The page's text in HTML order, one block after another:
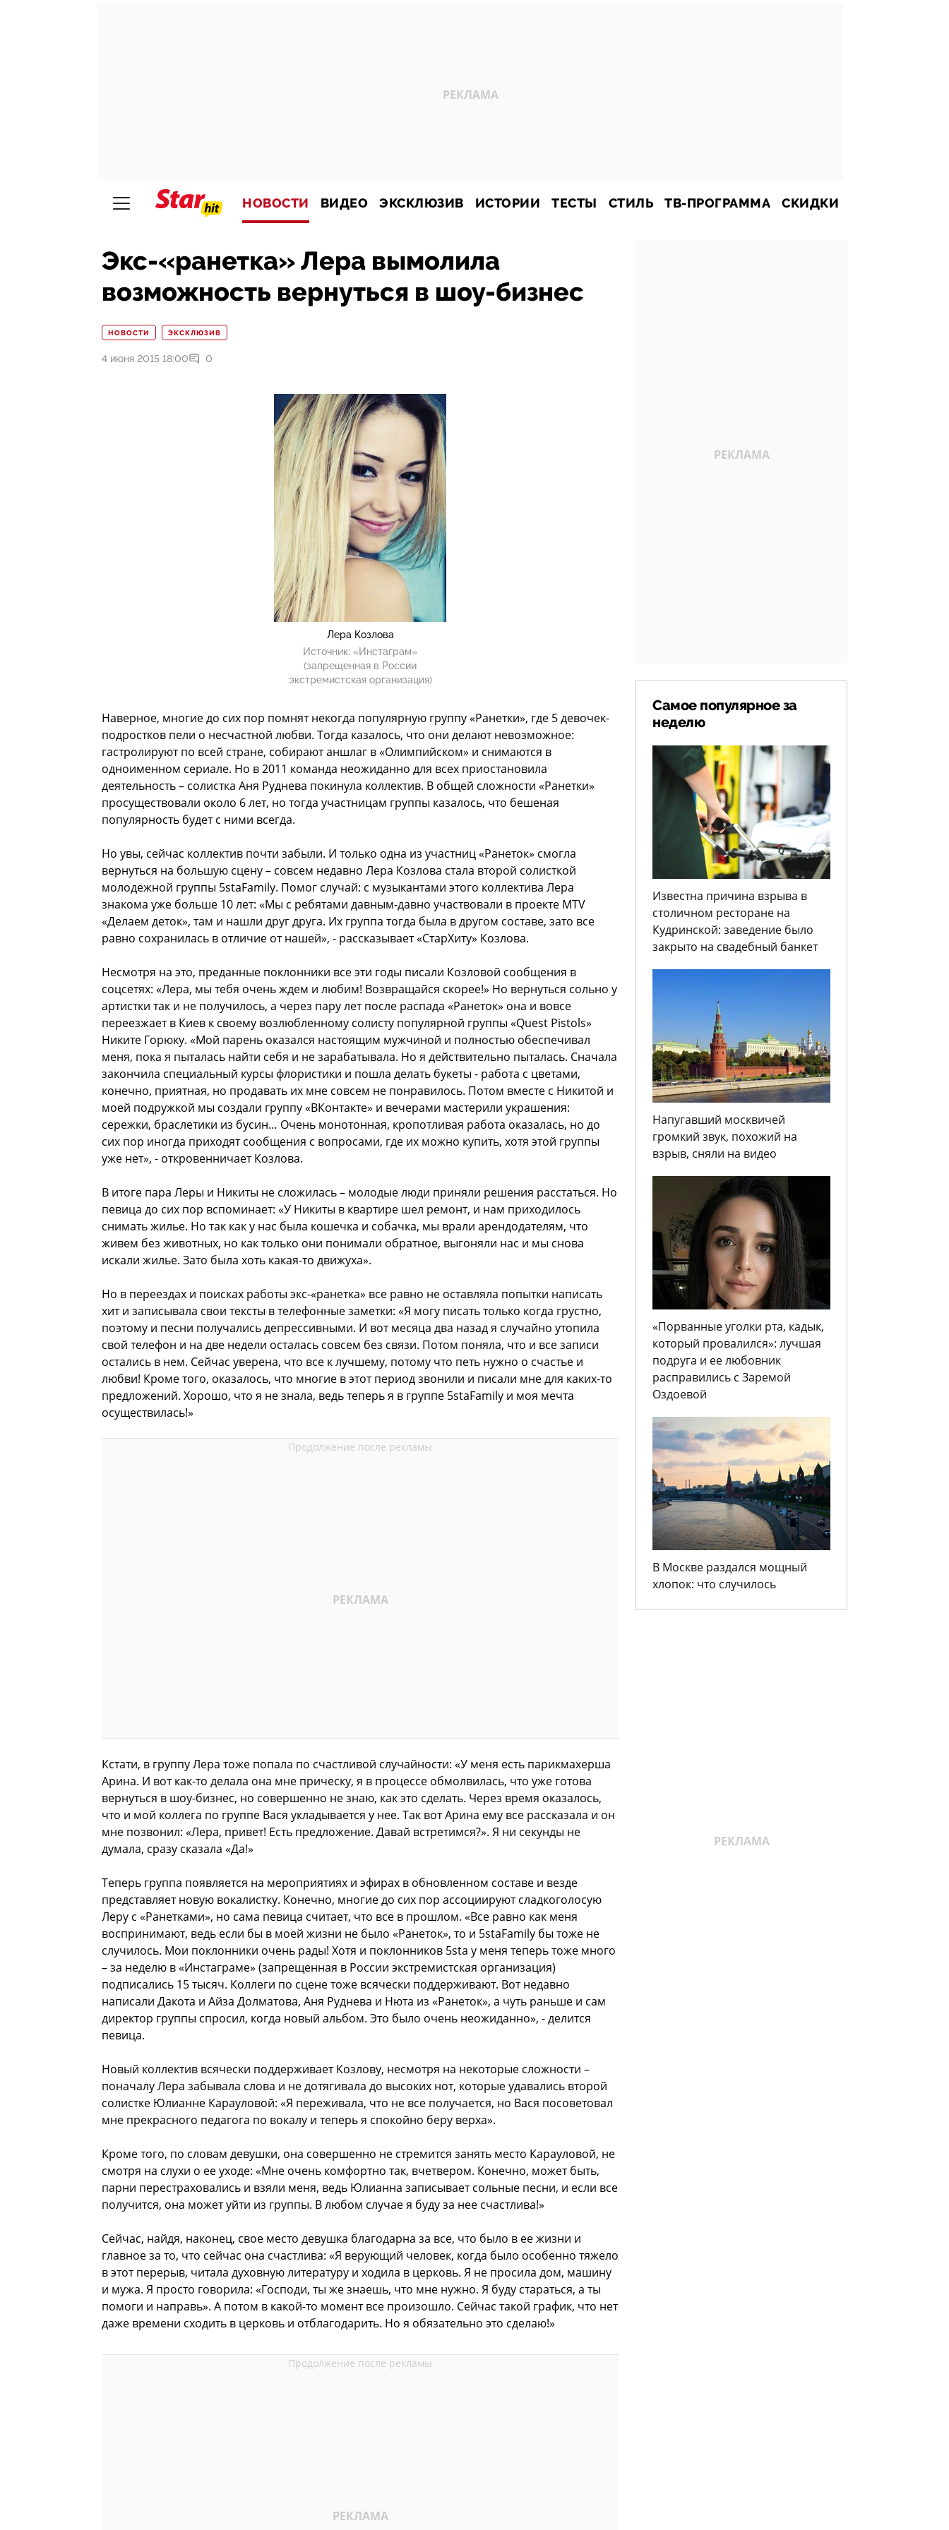
НОВОСТИ ВИДЕО ЭКСКЛЮЗИВ ИСТОРИИ ТЕСТЫ СТИЛЬ ТВ-ПРОГРАММА СКИДКИ
Экс-«ранетка» Лера вымолила
возможность вернуться в шоу-бизнес
НОВОСТИ ЭКСКЛЮЗИВ
4 июня 2015 18:00 0
Лера Козлова
Источник: «Инстаграм»
(запрещенная в России
экстремистская организация)
Наверное, многие до сих пор помнят некогда популярную группу «Ранетки», где 5 девочек-
подростков пели о несчастной любви. Тогда казалось, что они делают невозможное:
гастролируют по всей стране, собирают аншлаг в «Олимпийском» и снимаются в
одноименном сериале. Но в 2011 команда неожиданно для всех приостановила
деятельность – солистка Аня Руднева покинула коллектив. В общей сложности «Ранетки»
просуществовали около 6 лет, но тогда участницам группы казалось, что бешеная
популярность будет с ними всегда.
Но увы, сейчас коллектив почти забыли. И только одна из участниц «Ранеток» смогла
вернуться на большую сцену – совсем недавно Лера Козлова стала второй солисткой
молодежной группы 5staFamily. Помог случай: с музыкантами этого коллектива Лера
знакома уже больше 10 лет: «Мы с ребятами давным-давно участвовали в проекте MTV
«Делаем деток», там и нашли друг друга. Их группа тогда была в другом составе, зато все
равно сохранилась в отличие от нашей», - рассказывает «СтарХиту» Козлова.
Несмотря на это, преданные поклонники все эти годы писали Козловой сообщения в
соцсетях: «Лера, мы тебя очень ждем и любим! Возвращайся скорее!» Но вернуться сольно у
артистки так и не получилось, а через пару лет после распада «Ранеток» она и вовсе
переезжает в Киев к своему возлюбленному солисту популярной группы «Quest Pistols»
Никите Горюку. «Мой парень оказался настоящим мужчиной и полностью обеспечивал
меня, пока я пыталась найти себя и не зарабатывала. Но я действительно пыталась. Сначала
закончила специальный курсы флористики и пошла делать букеты - работа с цветами,
конечно, приятная, но продавать их мне совсем не понравилось. Потом вместе с Никитой и
моей подружкой мы создали группу «ВКонтакте» и вечерами мастерили украшения:
сережки, браслетики из бусин… Очень монотонная, кропотливая работа оказалась, но до
сих пор иногда приходят сообщения с вопросами, где их можно купить, хотя этой группы
уже нет», - откровенничает Козлова.
В итоге пара Леры и Никиты не сложилась – молодые люди приняли решения расстаться. Но
певица до сих пор вспоминает: «У Никиты в квартире шел ремонт, и нам приходилось
снимать жилье. Но так как у нас была кошечка и собачка, мы врали арендодателям, что
живем без животных, но как только они понимали обратное, выгоняли нас и мы снова
искали жилье. Зато была хоть какая-то движуха».
Но в переездах и поисках работы экс-«ранетка» все равно не оставляла попытки написать
хит и записывала свои тексты в телефонные заметки: «Я могу писать только когда грустно,
поэтому и песни получались депрессивными. И вот месяца два назад я случайно утопила
свой телефон и на две недели осталась совсем без связи. Потом поняла, что и все записи
остались в нем. Сейчас уверена, что все к лучшему, потому что петь нужно о счастье и
любви! Кроме того, оказалось, что многие в этот период звонили и писали мне для каких-то
предложений. Хорошо, что я не знала, ведь теперь я в группе 5staFamily и моя мечта
осуществилась!»
Кстати, в группу Лера тоже попала по счастливой случайности: «У меня есть парикмахерша
Арина. И вот как-то делала она мне прическу, я в процессе обмолвилась, что уже готова
вернуться в шоу-бизнес, но совершенно не знаю, как это сделать. Через время оказалось,
что и мой коллега по группе Вася укладывается у нее. Так вот Арина ему все рассказала и он
мне позвонил: «Лера, привет! Есть предложение. Давай встретимся?». Я ни секунды не
думала, сразу сказала «Да!»
Теперь группа появляется на мероприятиях и эфирах в обновленном составе и везде
представляет новую вокалистку. Конечно, многие до сих пор ассоциируют сладкоголосую
Леру с «Ранетками», но сама певица считает, что все в прошлом. «Все равно как меня
воспринимают, ведь если бы в моей жизни не было «Ранеток», то и 5staFamily бы тоже не
случилось. Мои поклонники очень рады! Хотя и поклонников 5sta у меня теперь тоже много
– за неделю в «Инстаграме» (запрещенная в России экстремистская организация)
подписались 15 тысяч. Коллеги по сцене тоже всячески поддерживают. Вот недавно
написали Дакота и Айза Долматова, Аня Руднева и Нюта из «Ранеток», а чуть раньше и сам
директор группы спросил, когда новый альбом. Это было очень неожиданно», - делится
певица.
Новый коллектив всячески поддерживает Козлову, несмотря на некоторые сложности –
поначалу Лера забывала слова и не дотягивала до высоких нот, которые удавались второй
солистке Юлианне Карауловой: «Я переживала, что не все получается, но Вася посоветовал
мне прекрасного педагога по вокалу и теперь я спокойно беру верха».
Кроме того, по словам девушки, она совершенно не стремится занять место Карауловой, не
смотря на слухи о ее уходе: «Мне очень комфортно так, вчетвером. Конечно, может быть,
парни перестраховались и взяли меня, ведь Юлианна записывает сольные песни, и если все
получится, она может уйти из группы. В любом случае я буду за нее счастлива!»
Сейчас, найдя, наконец, свое место девушка благодарна за все, что было в ее жизни и
главное за то, что сейчас она счастлива: «Я верующий человек, когда было особенно тяжело
в этот перерыв, читала духовную литературу и ходила в церковь. Я не просила дом, машину
и мужа. Я просто говорила: «Господи, ты же знаешь, что мне нужно. Я буду стараться, а ты
помоги и направь». А потом в какой-то момент все произошло. Сейчас такой график, что нет
даже времени сходить в церковь и отблагодарить. Но я обязательно это сделаю!»
Самое популярное за
неделю
Известна причина взрыва в
столичном ресторане на
Кудринской: заведение было
закрыто на свадебный банкет
Напугавший москвичей
громкий звук, похожий на
взрыв, сняли на видео
«Порванные уголки рта, кадык,
который провалился»: лучшая
подруга и ее любовник
расправились с Заремой
Оздоевой
В Москве раздался мощный
хлопок: что случилось